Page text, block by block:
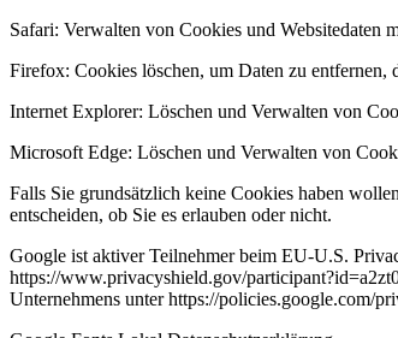
Safari: Verwalten von Cookies und Websitedaten
Firefox: Cookies löschen, um Daten zu entfernen,
Internet Explorer: Löschen und Verwalten von
Microsoft Edge: Löschen und Verwalten von
Falls Sie grundsätzlich keine Cookies haben
entscheiden, ob Sie es erlauben oder nicht.
Google ist aktiver Teilnehmer beim EU-U.S.
https://www.privacyshield.gov/
Unternehmens unter https://policies.google.com/